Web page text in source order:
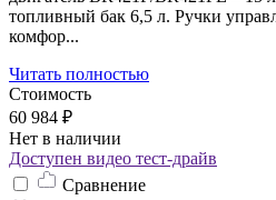
топливный бак 6,5 л. Ручки
комфор...
Читать полностью
Стоимость
60 984 ₽
Нет в наличии
Доступен видео тест-драйв
Сравнение